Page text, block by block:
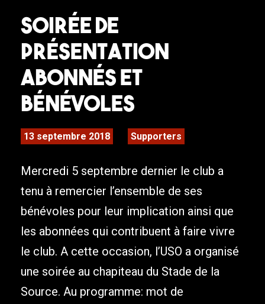
Soirée de
présentation
abonnés et
bénévoles
13 septembre 2018 Supporters
Mercredi 5 septembre dernier le club a
tenu à remercier l’ensemble de ses
bénévoles pour leur implication ainsi que
les abonnées qui contribuent à faire vivre
le club. A cette occasion, l’USO a organisé
une soirée au chapiteau du Stade de la
Source. Au programme: mot de